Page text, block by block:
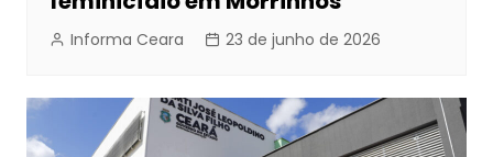
Informa Ceara 23 de junho de 2026